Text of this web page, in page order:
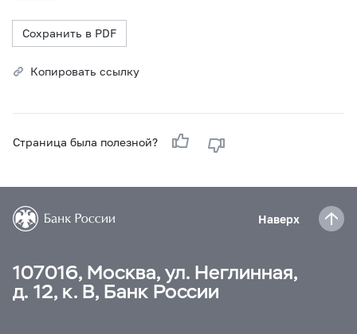
Сохранить в PDF
Копировать ссылку
Страница была полезной?
Наверх
107016, Москва, ул. Неглинная,
д. 12, к. В, Банк России